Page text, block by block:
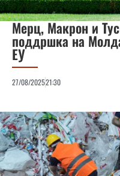
Мерц, Макрон и
поддршка на
ЕУ
27/08/202521:30